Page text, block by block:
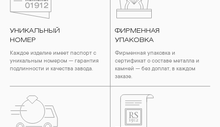
УНИКАЛЬНЫЙ
НОМЕР
Каждое изделие имеет паспорт с
уникальным номером — гарантия
подлинности и качества завода.
ФИРМЕННАЯ
УПАКОВКА
Фирменная упаковка и
сертификат о составе металла и
камней — без доплат, в каждом
заказе.